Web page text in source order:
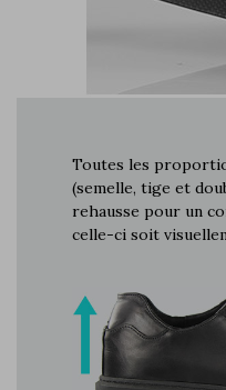
Toutes les
(semelle, tige et
rehausse pour un
celle-ci soit